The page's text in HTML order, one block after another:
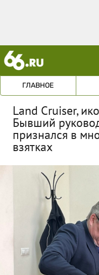
ГЛАВНОЕ
Land Cruiser,
Бывший
признался в
взятках